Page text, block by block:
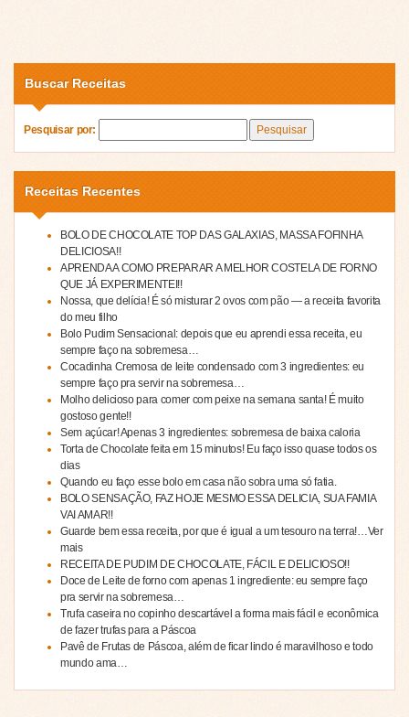
Buscar Receitas
Pesquisar por:
Receitas Recentes
BOLO DE CHOCOLATE TOP DAS GALAXIAS, MASSA FOFINHA
DELICIOSA!!
APRENDA A COMO PREPARAR A MELHOR COSTELA DE FORNO
QUE JÁ EXPERIMENTEI!!
Nossa, que delícia! É só misturar 2 ovos com pão — a receita favorita
do meu filho
Bolo Pudim Sensacional: depois que eu aprendi essa receita, eu
sempre faço na sobremesa…
Cocadinha Cremosa de leite condensado com 3 ingredientes: eu
sempre faço pra servir na sobremesa…
Molho delicioso para comer com peixe na semana santa! É muito
gostoso gente!!
Sem açúcar! Apenas 3 ingredientes: sobremesa de baixa caloria
Torta de Chocolate feita em 15 minutos! Eu faço isso quase todos os
dias
Quando eu faço esse bolo em casa não sobra uma só fatia.
BOLO SENSAÇÃO, FAZ HOJE MESMO ESSA DELICIA, SUA FAMIA
VAI AMAR!!
Guarde bem essa receita, por que é igual a um tesouro na terra!…Ver
mais
RECEITA DE PUDIM DE CHOCOLATE, FÁCIL E DELICIOSO!!
Doce de Leite de forno com apenas 1 ingrediente: eu sempre faço
pra servir na sobremesa…
Trufa caseira no copinho descartável a forma mais fácil e econômica
de fazer trufas para a Páscoa
Pavê de Frutas de Páscoa, além de ficar lindo é maravilhoso e todo
mundo ama…